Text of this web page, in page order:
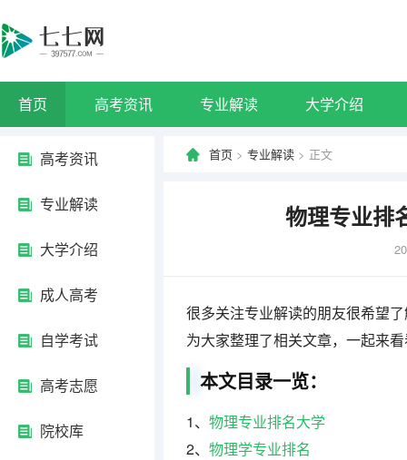
首页 高考资讯 专业解读 大学介绍
高考资讯
专业解读
大学介绍
成人高考
自学考试
高考志愿
院校库
首页 > 专业解读 > 正文
物理专业排
很多关注专业解读的朋友很希望
为大家整理了相关文章，一起来
本文目录一览：
1、 物理专业排名大学
2、 物理学专业排名